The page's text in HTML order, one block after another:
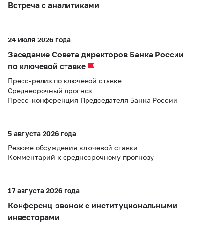
Встреча с аналитиками
24 июля 2026 года
Заседание Совета директоров Банка России
по ключевой ставке
Пресс-релиз по ключевой ставке
Среднесрочный прогноз
Пресс-конференция Председателя Банка России
5 августа 2026 года
Резюме обсуждения ключевой ставки
Комментарий к среднесрочному прогнозу
17 августа 2026 года
Конференц-звонок с институциональными
инвесторами